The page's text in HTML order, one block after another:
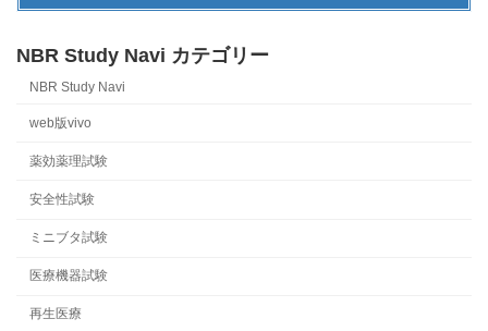
NBR Study Navi カテゴリー
NBR Study Navi
web版vivo
薬効薬理試験
安全性試験
ミニブタ試験
医療機器試験
再生医療